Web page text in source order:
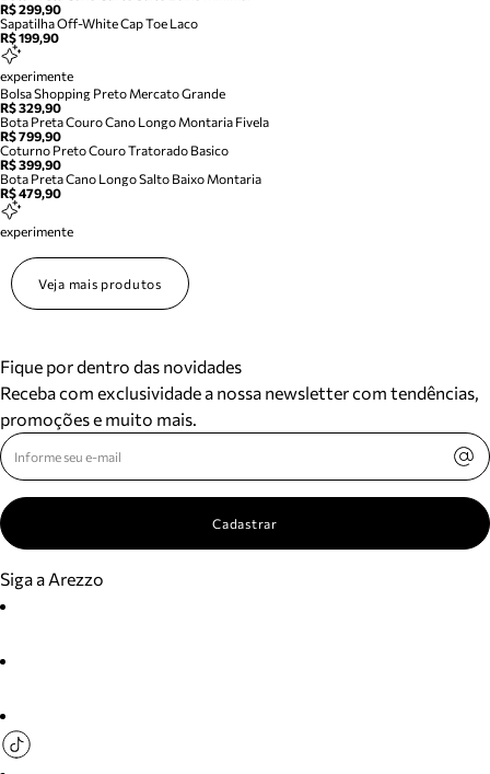
R$ 299,90
Sapatilha Off-White Cap Toe Laco
R$ 199,90
experimente
Bolsa Shopping Preto Mercato Grande
R$ 329,90
Bota Preta Couro Cano Longo Montaria Fivela
R$ 799,90
Coturno Preto Couro Tratorado Basico
R$ 399,90
Bota Preta Cano Longo Salto Baixo Montaria
R$ 479,90
experimente
Veja mais produtos
Fique por dentro das novidades
Receba com exclusividade a nossa newsletter com tendências,
promoções e muito mais.
Cadastrar
Siga a Arezzo